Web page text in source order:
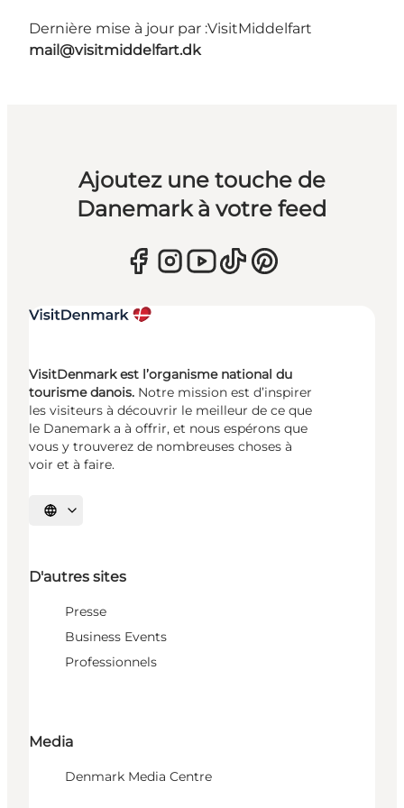
Dernière mise à jour par :VisitMiddelfart
mail@visitmiddelfart.dk
Ajoutez une touche de
Danemark à votre feed
VisitDenmark est l’organisme national du
tourisme danois. Notre mission est d’inspirer
les visiteurs à découvrir le meilleur de ce que
le Danemark a à offrir, et nous espérons que
vous y trouverez de nombreuses choses à
voir et à faire.
Choisissez la langue
D'autres sites
Presse
Business Events
Professionnels
Media
Denmark Media Centre